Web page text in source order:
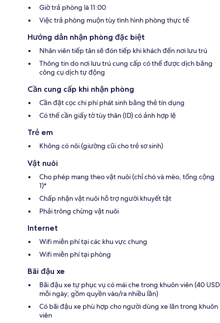
Giờ trả phòng là 11:00
Việc trả phòng muộn tùy tình hình phòng thực tế
Hướng dẫn nhận phòng đặc biệt
Nhân viên tiếp tân sẽ đón tiếp khi khách đến nơi lưu trú
Thông tin do nơi lưu trú cung cấp có thể được dịch bằng
công cụ dịch tự động
Cần cung cấp khi nhận phòng
Cần đặt cọc chi phí phát sinh bằng thẻ tín dụng
Có thể cần giấy tờ tùy thân (ID) có ảnh hợp lệ
Trẻ em
Không có nôi (giường cũi cho trẻ sơ sinh)
Vật nuôi
Cho phép mang theo vật nuôi (chỉ chó và mèo, tổng cộng
1)*
Chấp nhận vật nuôi hỗ trợ người khuyết tật
Phải trông chừng vật nuôi
Internet
Wifi miễn phí tại các khu vực chung
Wifi miễn phí tại phòng
Bãi đậu xe
Bãi đậu xe tự phục vụ có mái che trong khuôn viên (40 USD
mỗi ngày; gồm quyền vào/ra nhiều lần)
Có bãi đậu xe phù hợp cho người dùng xe lăn trong khuôn
viên